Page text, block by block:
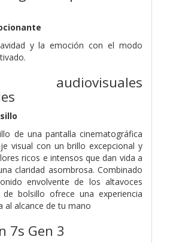
y la emoción con el modo
audiovisuales
de una pantalla cinematográfica
visual con un brillo excepcional y
ricos e intensos que dan vida a
claridad asombrosa. Combinado
envolvente de los altavoces
bolsillo ofrece una experiencia
al alcance de tu mano
7s Gen 3